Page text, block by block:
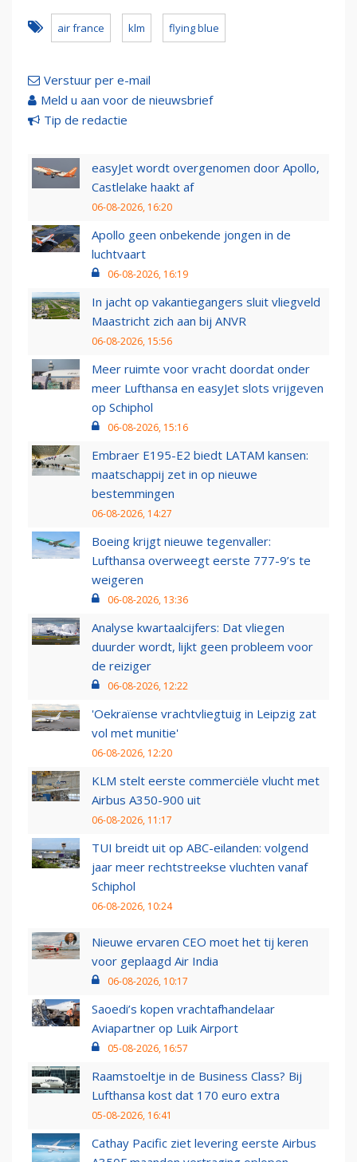
air france klm flying blue
Verstuur per e-mail
Meld u aan voor de nieuwsbrief
Tip de redactie
easyJet wordt overgenomen door Apollo,
Castlelake haakt af
06-08-2026, 16:20
Apollo geen onbekende jongen in de
luchtvaart
06-08-2026, 16:19
In jacht op vakantiegangers sluit vliegveld
Maastricht zich aan bij ANVR
06-08-2026, 15:56
Meer ruimte voor vracht doordat onder
meer Lufthansa en easyJet slots vrijgeven
op Schiphol
06-08-2026, 15:16
Embraer E195-E2 biedt LATAM kansen:
maatschappij zet in op nieuwe
bestemmingen
06-08-2026, 14:27
Boeing krijgt nieuwe tegenvaller:
Lufthansa overweegt eerste 777-9’s te
weigeren
06-08-2026, 13:36
Analyse kwartaalcijfers: Dat vliegen
duurder wordt, lijkt geen probleem voor
de reiziger
06-08-2026, 12:22
'Oekraïense vrachtvliegtuig in Leipzig zat
vol met munitie'
06-08-2026, 12:20
KLM stelt eerste commerciële vlucht met
Airbus A350-900 uit
06-08-2026, 11:17
TUI breidt uit op ABC-eilanden: volgend
jaar meer rechtstreekse vluchten vanaf
Schiphol
06-08-2026, 10:24
Nieuwe ervaren CEO moet het tij keren
voor geplaagd Air India
06-08-2026, 10:17
Saoedi’s kopen vrachtafhandelaar
Aviapartner op Luik Airport
05-08-2026, 16:57
Raamstoeltje in de Business Class? Bij
Lufthansa kost dat 170 euro extra
05-08-2026, 16:41
Cathay Pacific ziet levering eerste Airbus